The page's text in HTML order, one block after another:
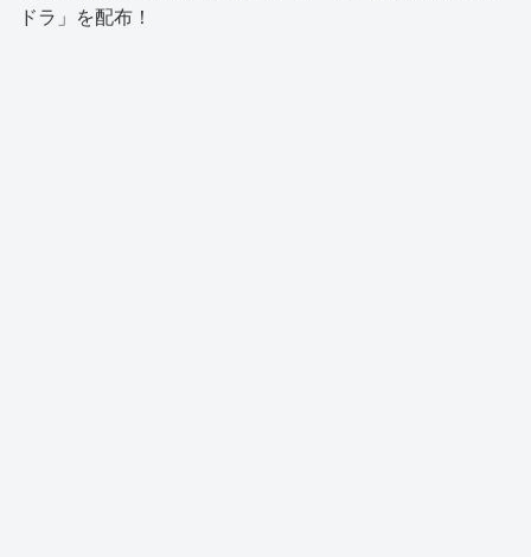
ドラ」を配布！